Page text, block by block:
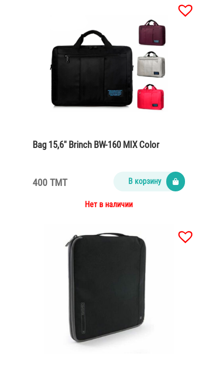
Bag 15,6″ Brinch BW-160 MIX Color
400 TMT В корзину
Нет в наличии